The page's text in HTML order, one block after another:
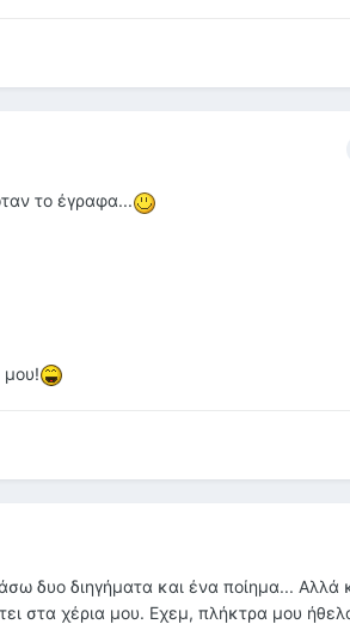
το έγραφα...
μου!
δυο διηγήματα και ένα ποίημα... Αλλά
στα χέρια μου. Εχεμ, πλήκτρα μου